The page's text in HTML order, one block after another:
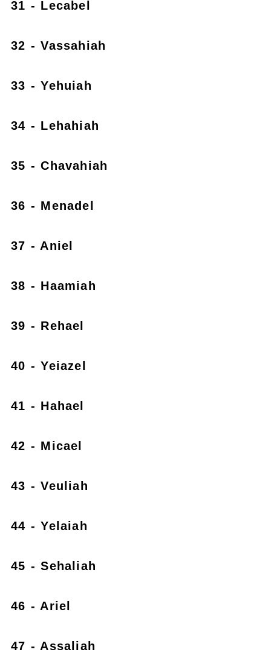
31 - Lecabel
32 - Vassahiah
33 - Yehuiah
34 - Lehahiah
35 - Chavahiah
36 - Menadel
37 - Aniel
38 - Haamiah
39 - Rehael
40 - Yeiazel
41 - Hahael
42 - Micael
43 - Veuliah
44 - Yelaiah
45 - Sehaliah
46 - Ariel
47 - Assaliah